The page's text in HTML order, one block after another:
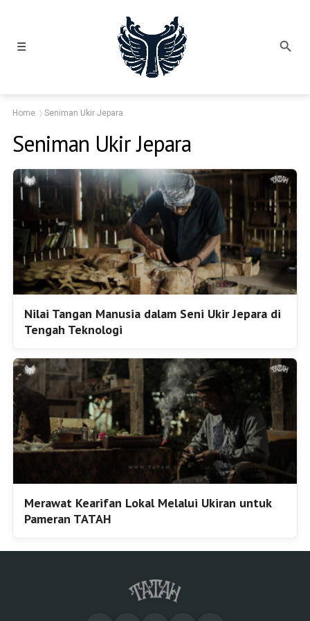
☰
Home Seniman Ukir Jepara
Seniman Ukir Jepara
Nilai Tangan Manusia dalam Seni Ukir Jepara di
Tengah Teknologi
Merawat Kearifan Lokal Melalui Ukiran untuk
Pameran TATAH